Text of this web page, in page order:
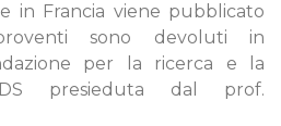
in Francia viene pubblicato
sono devoluti in
per la ricerca e la
presieduta dal prof.